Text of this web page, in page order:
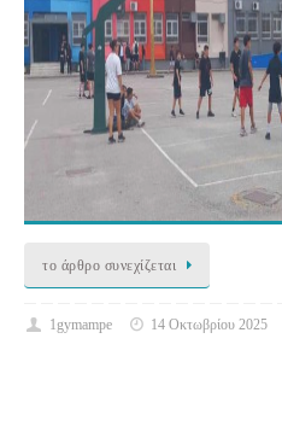
το άρθρο συνεχίζεται
1gymampe 14 Οκτωβρίου 2025